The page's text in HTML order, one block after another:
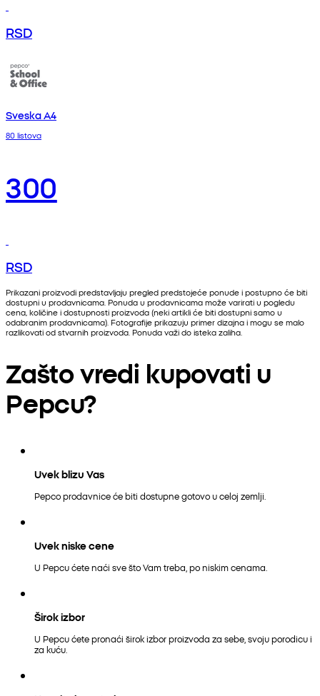
RSD
Sveska A4
80 listova
300
RSD
Prikazani proizvodi predstavljaju pregled predstojeće ponude i postupno će biti
dostupni u prodavnicama. Ponuda u prodavnicama može varirati u pogledu
cena, količine i dostupnosti proizvoda (neki artikli će biti dostupni samo u
odabranim prodavnicama). Fotografije prikazuju primer dizajna i mogu se malo
razlikovati od stvarnih proizvoda. Ponuda važi do isteka zaliha.
Zašto vredi kupovati u
Pepcu?
Uvek blizu Vas
Pepco prodavnice će biti dostupne gotovo u celoj zemlji.
Uvek niske cene
U Pepcu ćete naći sve što Vam treba, po niskim cenama.
Širok izbor
U Pepcu ćete pronaći širok izbor proizvoda za sebe, svoju porodicu i
za kuću.